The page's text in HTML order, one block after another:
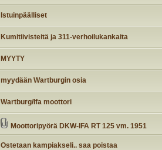
Istuinpäälliset
Kumitiivisteitä ja 311-verhoilukankaita
MYYTY
myydään Wartburgin osia
Wartburg/Ifa moottori
Moottoripyörä DKW-IFA RT 125 vm. 1951
Ostetaan kampiakseli.. saa poistaa